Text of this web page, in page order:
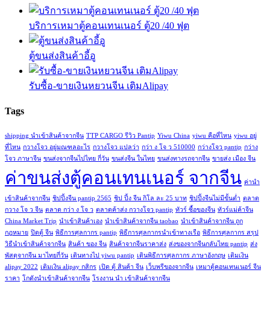
บริการเหมาตู้คอนเทนเนอร์ ตู้20 /40 ฟุต
ตู้ขนส่งสินค้าอี้อู
รับซื้อ-ขายเงินหยวนจีน เติมAlipay
Tags
shipping นำเข้าสินค้าจากจีน TTP CARGO รีวิว Pantip Yiwu China yiwu คือที่ไหน yiwu อยู่
ที่ไหน กวางโจว อยู่มณฑลอะไร กวางโจว แปลว่า กว่า ง โจ ว 510000 กว่างโจว pantip กว่าง
โจว ภาษาจีน ขนส่งจากจีนไปไทย กี่วัน ขนส่งจีน ในไทย ขนส่งทางรถจากจีน ขายส่ง เมือง จีน
ค่าขนส่งตู้คอนเทนเนอร์ จากจีน ค่านํา
เข้าสินค้าจากจีน ชิปปิ้งจีน pantip 2565 ชิป ปิ้ง จีน กิโล ละ 25 บาท ชิปปิ้งจีนไม่มีขั้นต่ำ ตลาด
กวาง โจ ว จีน ตลาด กว่า ง โจ ว ตลาดค้าส่ง กวางโจว pantip ทัวร์ ซื้อของจีน ทัวร์แม่ค้าจีน
China Market Trip นำเข้าสินค้าเอง นําเข้าสินค้าจากจีน taobao นําเข้าสินค้าจากจีน ถูก
กฎหมาย ปิดตู้ จีน พิธีการศุลกากร pantip พิธีการศุลกากรนำเข้าทางเรือ พิธีการศุลกากร สรุป
วิธีนําเข้าสินค้าจากจีน สินค้า ของ จีน สินค้าจากจีนราคาส่ง ส่งของจากจีนกลับไทย pantip ส่ง
พัสดุจากจีน มาไทยกี่วัน เดินทางไป yiwu pantip เดินพิธีการศุลกากร ภาษาอังกฤษ เติมเงิน
alipay 2022 เติมเงิน alipay กสิกร เปิด ตู้ สินค้า จีน เว็บพรีของจากจีน เหมาตู้คอนเทนเนอร์ จีน
ราคา
โกดังนําเข้าสินค้าจากจีน โรงงาน นํา เข้าสินค้าจากจีน